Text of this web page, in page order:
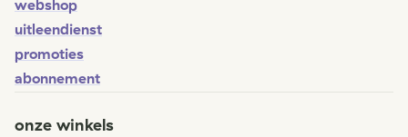
webshop
uitleendienst
promoties
abonnement
onze winkels